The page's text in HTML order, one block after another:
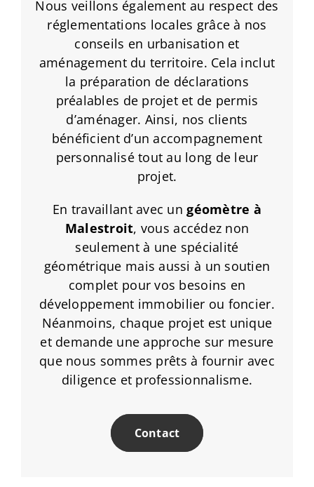
Nous veillons également au respect des
réglementations locales grâce à nos
conseils en urbanisation et
aménagement du territoire. Cela inclut
la préparation de déclarations
préalables de projet et de permis
d’aménager. Ainsi, nos clients
bénéficient d’un accompagnement
personnalisé tout au long de leur
projet.
En travaillant avec ungéomètre à
Malestroit, vous accédez non
seulement à une spécialité
géométrique mais aussi à un soutien
complet pour vos besoins en
développement immobilier ou foncier.
Néanmoins, chaque projet est unique
et demande une approche sur mesure
que nous sommes prêts à fournir avec
diligence et professionnalisme.
Contact